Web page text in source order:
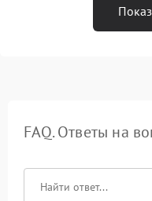
FAQ. Ответы на